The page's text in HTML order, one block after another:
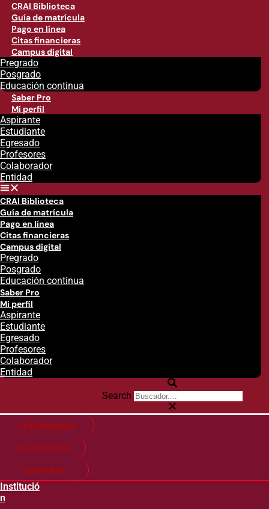
CRAI Biblioteca
Guía de matrícula
Pago en línea
Citas financieras
Campus digital
Pregrado
Posgrado
Educación continua
Saber Pro
Mi perfil
Aspirante
Estudiante
Egresado
Profesores
Colaborador
Entidad
CRAI Biblioteca
Guía de matrícula
Pago en línea
Citas financieras
Campus digital
Pregrado
Posgrado
Educación continua
Saber Pro
Mi perfil
Aspirante
Estudiante
Egresado
Profesores
Colaborador
Entidad
Search
Citas financieras
Guía de matricula
Pago en línea
Institució
n